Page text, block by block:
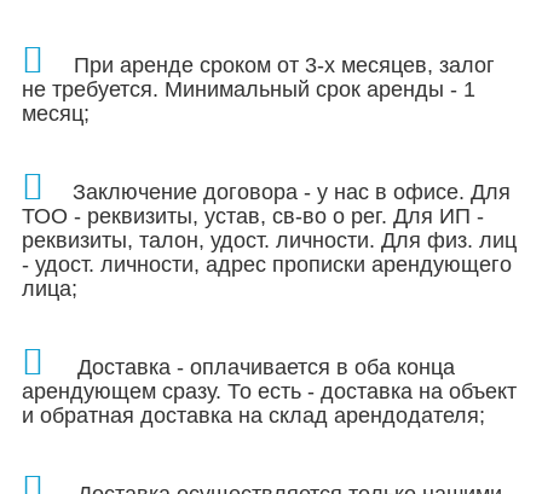
При аренде сроком от 3-х месяцев, залог
не требуется. Минимальный срок аренды - 1
месяц;
Заключение договора - у нас в офисе. Для
ТОО - реквизиты, устав, св-во о рег. Для ИП -
реквизиты, талон, удост. личности. Для физ. лиц
- удост. личности, адрес прописки арендующего
лица;
Доставка - оплачивается в оба конца
арендующем сразу. То есть - доставка на объект
и обратная доставка на склад арендодателя;